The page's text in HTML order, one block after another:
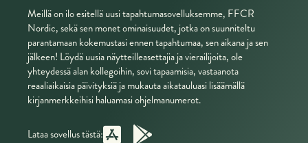
Meillä on ilo esitellä uusi tapahtumasovelluksemme, FFCR
Nordic, sekä sen monet ominaisuudet, jotka on suunniteltu
parantamaan kokemustasi ennen tapahtumaa, sen aikana ja sen
jälkeen! Löydä uusia näytteilleasettajia ja vierailijoita, ole
yhteydessä alan kollegoihin, sovi tapaamisia, vastaanota
reaaliaikaisia päivityksiä ja mukauta aikatauluasi lisäämällä
kirjanmerkkeihisi haluamasi ohjelmanumerot.
Lataa sovellus tästä: